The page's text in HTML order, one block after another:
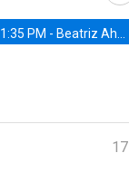
1:35 PM - Beatriz Ahumada, PhD candidate, Universidad de Pittsburgh
17